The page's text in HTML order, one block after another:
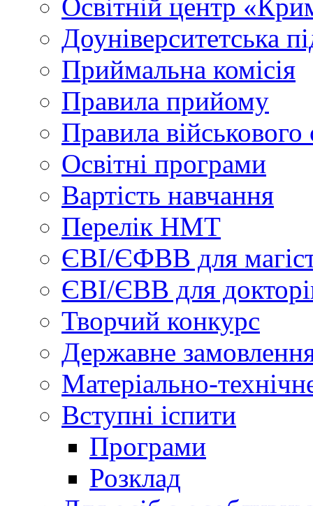
Освітній центр
Доуніверситетська
Приймальна комісія
Правила прийому
Правила військового
Освітні програми
Вартість навчання
Перелік НМТ
ЄВІ/ЄФВВ для
ЄВІ/ЄВВ для
Творчий конкурс
Державне
Матеріально-
Вступні іспити
Програми
Розклад